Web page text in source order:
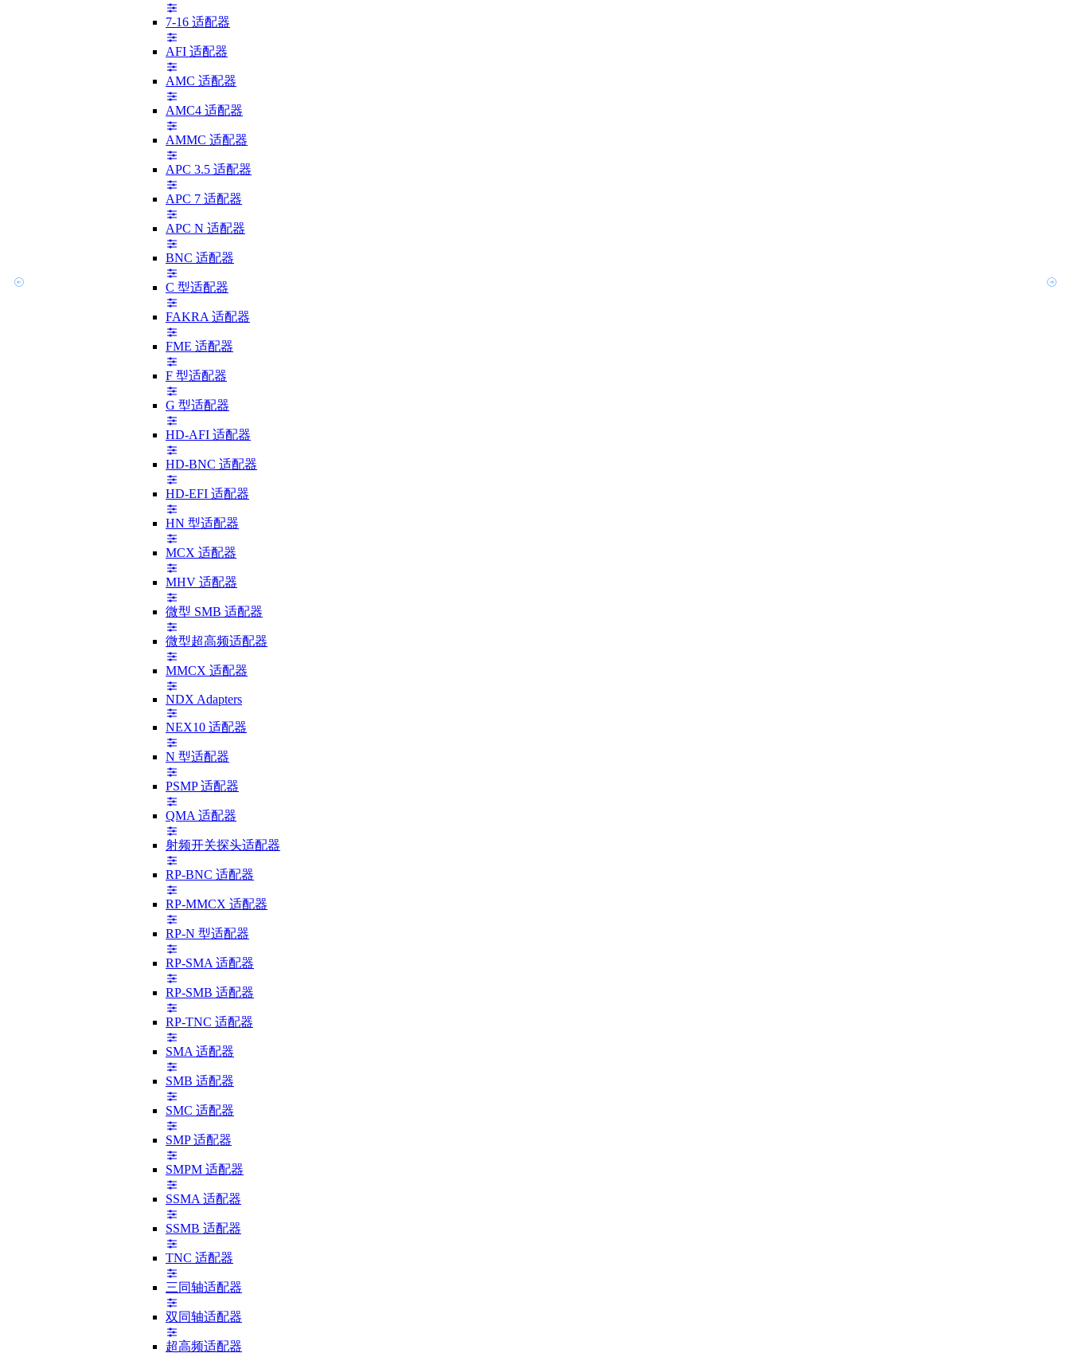
7-16 适配器
AFI 适配器
AMC 适配器
AMC4 适配器
AMMC 适配器
APC 3.5 适配器
APC 7 适配器
APC N 适配器
BNC 适配器
C 型适配器
FAKRA 适配器
FME 适配器
F 型适配器
G 型适配器
HD-AFI 适配器
HD-BNC 适配器
HD-EFI 适配器
HN 型适配器
MCX 适配器
MHV 适配器
微型 SMB 适配器
微型超高频适配器
MMCX 适配器
NDX Adapters
NEX10 适配器
N 型适配器
PSMP 适配器
QMA 适配器
射频开关探头适配器
RP-BNC 适配器
RP-MMCX 适配器
RP-N 型适配器
RP-SMA 适配器
RP-SMB 适配器
RP-TNC 适配器
SMA 适配器
SMB 适配器
SMC 适配器
SMP 适配器
SMPM 适配器
SSMA 适配器
SSMB 适配器
TNC 适配器
三同轴适配器
双同轴适配器
超高频适配器